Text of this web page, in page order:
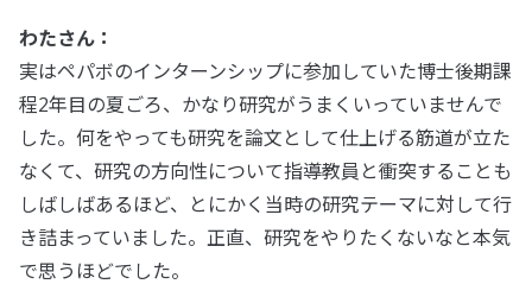
わたさん：
実はペパボのインターンシップに参加していた博士後期課
程2年目の夏ごろ、かなり研究がうまくいっていませんで
した。何をやっても研究を論文として仕上げる筋道が立た
なくて、研究の方向性について指導教員と衝突することも
しばしばあるほど、とにかく当時の研究テーマに対して行
き詰まっていました。正直、研究をやりたくないなと本気
で思うほどでした。